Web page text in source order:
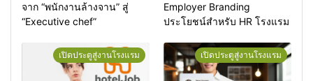
จาก “พนักงานล้างจาน” สู่
“Executive chef”
Employer Branding
ประโยชน์สำหรับ HR โรงแรม
เปิดประตูสู่งานโรงแรม เปิดประตูสู่งานโรงแรม